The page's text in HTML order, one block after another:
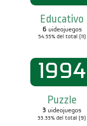
Educativo
6videojuegos
54.55% del total (11)
1994
Puzzle
3 videojuegos
33.33% del total (9)